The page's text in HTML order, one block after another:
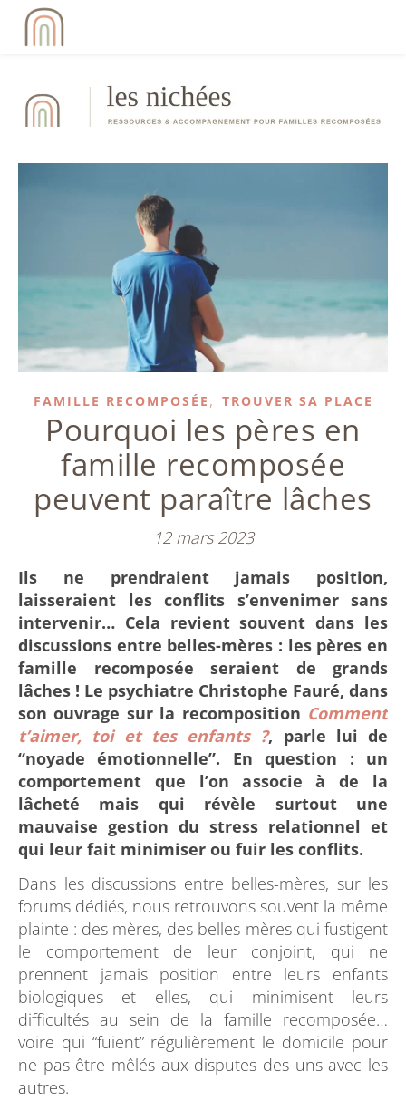
FAMILLE RECOMPOSÉE , TROUVER SA PLACE
Pourquoi les pères en
famille recomposée
peuvent paraître lâches
12 mars 2023
Ils ne prendraient jamais position,
laisseraient les conflits s’envenimer sans
intervenir… Cela revient souvent dans les
discussions entre belles-mères : les pères en
famille recomposée seraient de grands
lâches ! Le psychiatre Christophe Fauré, dans
son ouvrage sur la recomposition Comment
t’aimer, toi et tes enfants ?, parle lui de
“noyade émotionnelle”. En question : un
comportement que l’on associe à de la
lâcheté mais qui révèle surtout une
mauvaise gestion du stress relationnel et
qui leur fait minimiser ou fuir les conflits.
Dans les discussions entre belles-mères, sur les
forums dédiés, nous retrouvons souvent la même
plainte : des mères, des belles-mères qui fustigent
le comportement de leur conjoint, qui ne
prennent jamais position entre leurs enfants
biologiques et elles, qui minimisent leurs
difficultés au sein de la famille recomposée…
voire qui “fuient” régulièrement le domicile pour
ne pas être mêlés aux disputes des uns avec les
autres.